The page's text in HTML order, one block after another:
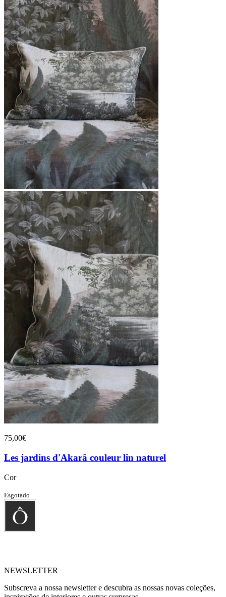
75,00€
Les jardins d'Akarâ couleur lin naturel
Cor
Esgotado
NEWSLETTER
Subscreva a nossa newsletter e descubra as nossas novas coleções,